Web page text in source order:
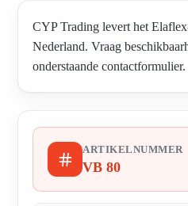
CYP Trading levert het
Nederland. Vraag
onderstaande contactformulier.
ARTIKELNUMMER
VB 80